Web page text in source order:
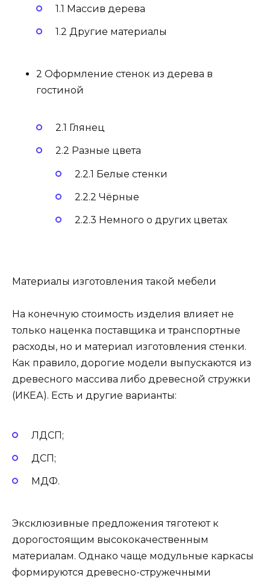
1.1 Массив дерева
1.2 Другие материалы
2 Оформление стенок из дерева в
гостиной
2.1 Глянец
2.2 Разные цвета
2.2.1 Белые стенки
2.2.2 Чёрные
2.2.3 Немного о других цветах
Материалы изготовления такой мебели
На конечную стоимость изделия влияет не
только наценка поставщика и транспортные
расходы, но и материал изготовления стенки.
Как правило, дорогие модели выпускаются из
древесного массива либо древесной стружки
(ИКЕА). Есть и другие варианты:
ЛДСП;
ДСП;
МДФ.
Эксклюзивные предложения тяготеют к
дорогостоящим высококачественным
материалам. Однако чаще модульные каркасы
формируются древесно-стружечными